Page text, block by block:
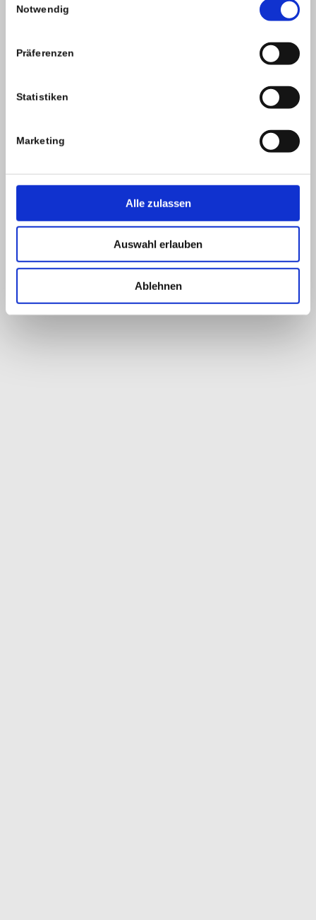
Notwendig
Präferenzen
Statistiken
Marketing
Alle zulassen
Auswahl erlauben
Ablehnen